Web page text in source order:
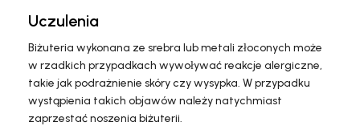
Uczulenia
Biżuteria wykonana ze srebra lub metali złoconych może
w rzadkich przypadkach wywoływać reakcje alergiczne,
takie jak podrażnienie skóry czy wysypka. W przypadku
wystąpienia takich objawów należy natychmiast
zaprzestać noszenia biżuterii.